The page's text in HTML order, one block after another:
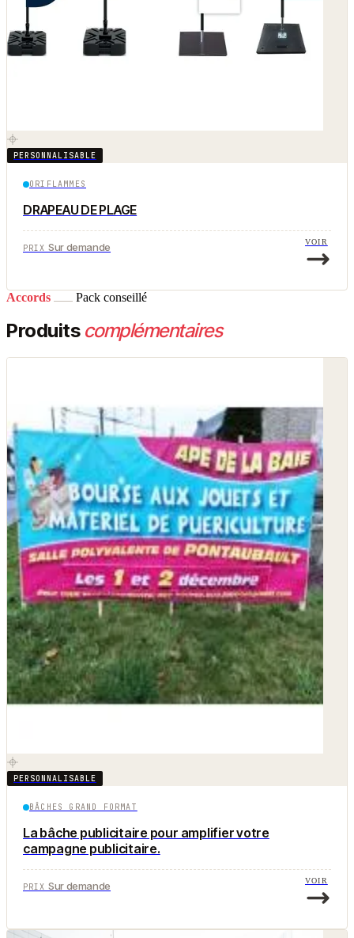
PERSONNALISABLE
ORIFLAMMES
DRAPEAU DE PLAGE
PRIX Sur demande VOIR
Accords Pack conseillé
Produits complémentaires
PERSONNALISABLE
BÂCHES GRAND FORMAT
La bâche publicitaire pour amplifier votre
campagne publicitaire.
PRIX Sur demande VOIR